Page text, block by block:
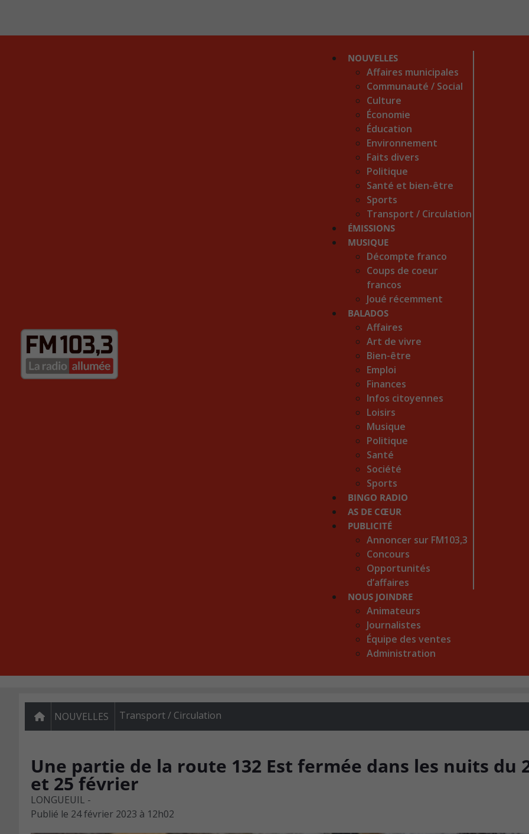
NOUVELLES
Affaires municipales
Communauté / Social
Culture
Économie
Éducation
Environnement
Faits divers
Politique
Santé et bien-être
Sports
Transport / Circulation
ÉMISSIONS
MUSIQUE
Décompte franco
Coups de coeur
francos
Joué récemment
BALADOS
Affaires
Art de vivre
Bien-être
Emploi
Finances
Infos citoyennes
Loisirs
Musique
Politique
Santé
Société
Sports
BINGO RADIO
AS DE CŒUR
PUBLICITÉ
Annoncer sur FM103,3
Concours
Opportunités
d’affaires
NOUS JOINDRE
Animateurs
Journalistes
Équipe des ventes
Administration
NOUVELLES Transport / Circulation
Une partie de la route 132 Est fermée dans les nuits du
et 25 février
LONGUEUIL -
Publié le 24 février 2023 à 12h02